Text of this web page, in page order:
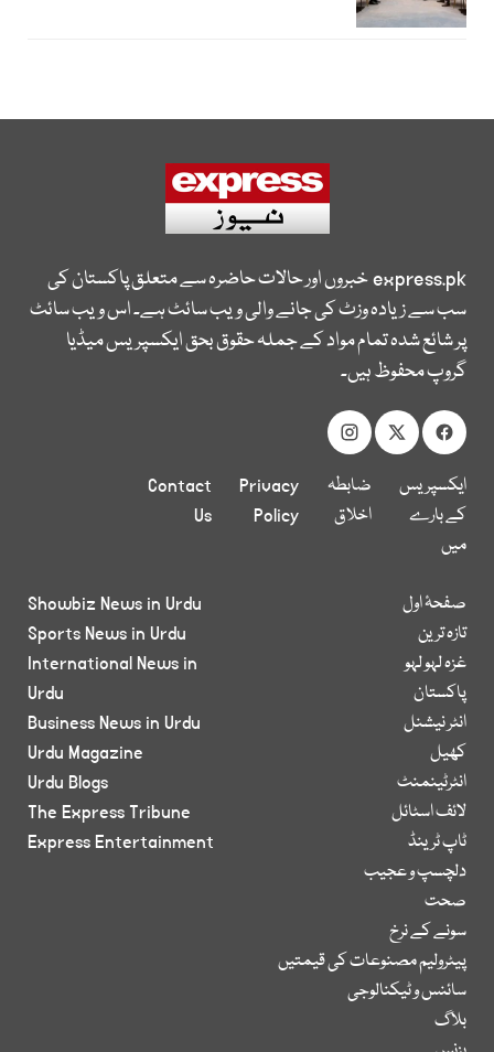
express.pkخبروں اور حالات حاضرہ سے متعلق پاکستان کی
سب سے زیادہ وزٹ کی جانے والی ویب سائٹ ہے۔ اس ویب سائٹ
پر شائع شدہ تمام مواد کے جملہ حقوق بحق ایکسپریس میڈیا
گروپ محفوظ ہیں۔
ایکسپریس
کے بارے
میں
ضابطہ
اخلاق
Privacy
Policy
Contact
Us
صفحۂ اول
تازہ ترین
غزہ لہو لہو
پاکستان
انٹر نیشنل
کھیل
انٹرٹینمنٹ
لائف اسٹائل
ٹاپ ٹرینڈ
دلچسپ و عجیب
صحت
سونے کے نرخ
پیٹرولیم مصنوعات کی قیمتیں
سائنس و ٹیکنالوجی
بلاگ
Showbiz News in Urdu
Sports News in Urdu
International News in
Urdu
Business News in Urdu
Urdu Magazine
Urdu Blogs
The Express Tribune
Express Entertainment